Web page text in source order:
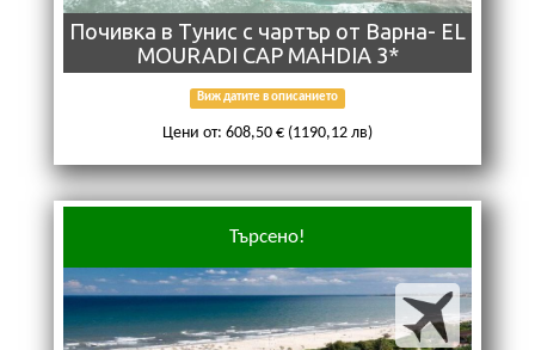
Почивка в Тунис с чартър от Варна- EL
MOURADI CAP MAHDIA 3*
Виж датите в описанието
Цени от: 608,50 € (1190,12 лв)
Търсено!